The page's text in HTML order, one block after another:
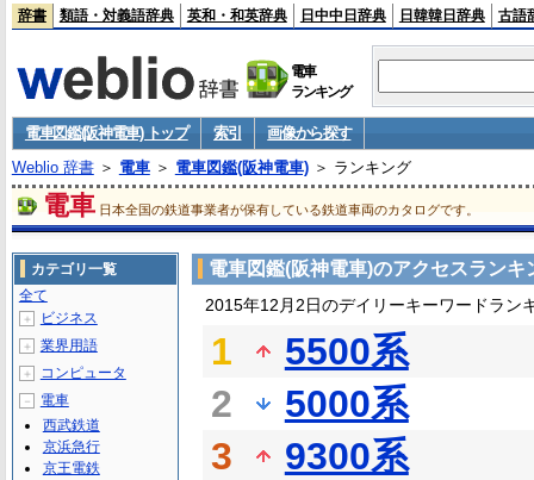
辞書 類語・対義語辞典 英和・和英辞典 日中中日辞典 日韓韓日辞典 古語
電車
ランキング
電車図鑑(阪神電車) トップ 索引
画像から探す
Weblio 辞書＞ 電車＞ 電車図鑑(阪神電車)＞ ランキング
電車 日本全国の鉄道事業者が保有している鉄道車両のカタログです。
電車図鑑(阪神電車)のアクセスランキ
2015年12月2日のデイリーキーワードラン
1
5500系
2
5000系
3
9300系
カテゴリ一覧
全て
＋ ビジネス
＋ 業界用語
＋ コンピュータ
－
電車
西武鉄道
京浜急行
京王電鉄